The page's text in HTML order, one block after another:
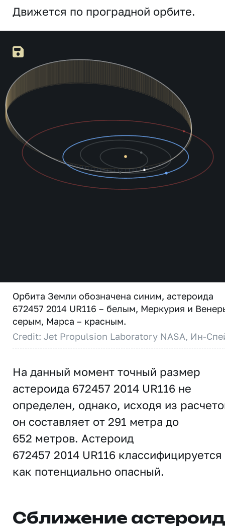
Движется по проградной орбите.
Орбита Земли обозначена синим, астероида
672457 2014 UR116 – белым, Меркурия и
серым, Марса – красным.
Credit: Jet Propulsion Laboratory NASA, Ин-
На данный момент точный размер
астероида 672457 2014 UR116 не
определен, однако, исходя из
он составляет от 291 метра до
652 метров. Астероид
672457 2014 UR116 классифицируется
как потенциально опасный.
Сближение